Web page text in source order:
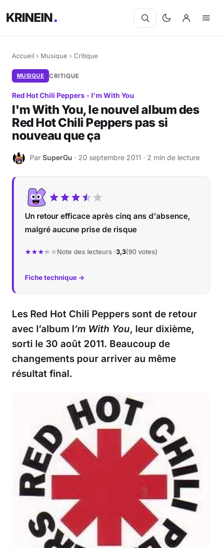
KRINEIN
Accueil › Musique › Critique
MUSIQUE CRITIQUE
Red Hot Chili Peppers - I'm With You
I'm With You, le nouvel album des
Red Hot Chili Peppers pas si
nouveau que ça
S Par SuperGu · 20 septembre 2011 · 2 min de lecture
Un retour efficace après cinq ans d'absence,
malgré aucune prise de risque
Note des lecteurs ·3,3(90 votes)
Fiche technique →
Les Red Hot Chili Peppers sont de retour
avec l’album I’m With You, leur dixième,
sorti le 30 août 2011. Beaucoup de
changements pour arriver au même
résultat final.